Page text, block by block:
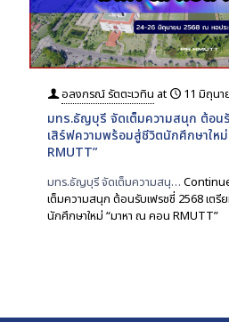
อลงกรณ์ รัตตะเวทิน at 11 มิถุนา
มทร.ธัญบุรี จัดเต็มความสนุก ต้อน
เสิร์ฟความพร้อมสู่ชีวิตนักศึกษาให
RMUTT”
มทร.ธัญบุรี จัดเต็มความสนุ…
เต็มความสนุก ต้อนรับเฟรชชี่ 2568 เต
นักศึกษาใหม่ “มาหา ณ คอน RMUTT”